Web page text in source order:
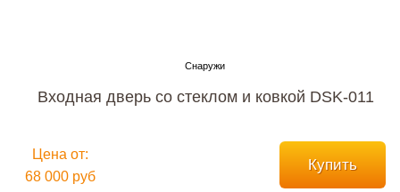
Входная дверь со стеклом и ковкой DSK-011
Цена от:
68 000 руб
Купить